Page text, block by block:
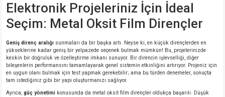
Elektronik Projeleriniz İçin İdeal
Seçim: Metal Oksit Film Dirençler
Geniş direnç aralığı sunmaları da bir başka artı. Neyse ki, en küçük dirençlerden en
yükseklerine kadar geniş bir yelpazede seçenek bulmak mümkün! Bu, projelerinizde
keskin bir doğruluk ve özelleştirme imkanı sunuyor. Bir direncin işlevselliği, diğer
bileşenlerin performansını tamamlayarak genel sistemin etkinliğini artırıyor. Projeniz için
en uygun olanı bulmak için test yapmak gerekebilir; ama bu türden denemeler, sonuçta
tam istediğiniz gibi bir yapı oluşturmanızı sağlıyor.
Ayrıca, güç yönetimi konusunda da metal oksit film dirençler oldukça başarılı. Düşük